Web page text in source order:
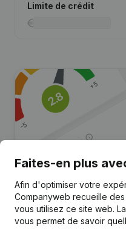
Limite de crédit
Vous
d’informations
?
Faites-en plus
Afin d'optimiser votre
Companyweb recueille
vous utilisez ce site web.
vous permet de savoir